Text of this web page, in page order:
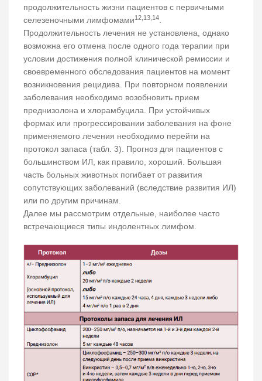
продолжительность жизни пациентов с первичными
селезеночными лимфомами12,13,14
Продолжительность лечения не установлена, однако
возможна его отмена после одного года терапии при
условии достижения полной клинической ремиссии и
своевременного обследования пациентов на момент
возникновения рецидива. При повторном появлении
заболевания необходимо возобновить прием
преднизолона и хлорамбуцила. При устойчивых
формах или прогрессировании заболевания на фоне
применяемого лечения необходимо перейти на
протокол запаса (табл. 3). Прогноз для пациентов с
большинством ИЛ, как правило, хороший. Большая
часть больных животных погибает от развития
сопутствующих заболеваний (вследствие развития ИЛ)
или по другим причинам.
Далее мы рассмотрим отдельные, наиболее часто
встречающиеся типы индолентных лимфом.